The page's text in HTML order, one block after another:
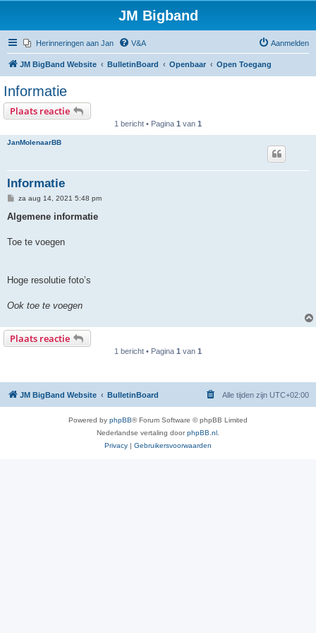
JM Bigband
Herinneringen aan Jan V&A Aanmelden
JM BigBand Website BulletinBoard Openbaar Open Toegang
Informatie
Plaats reactie
1 bericht • Pagina 1 van 1
JanMolenaarBB
Informatie
B
r
h
za aug 14, 2021 5:48 pm
Algemene informatie
Toe te voegen
Hoge resolutie foto’s
Ook toe te voegen
Plaats reactie
1 bericht • Pagina 1 van 1
JM BigBand Website BulletinBoard Alle tijden zijn UTC+02:00
Powered by phpBB® Forum Software © phpBB Limited
Nederlandse vertaling doorphpBB.nl
Privacy | Gebruikersvoorwaarden